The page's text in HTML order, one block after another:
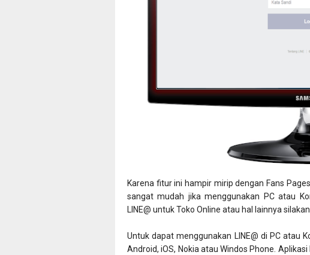
Karena fitur ini hampir mirip dengan Fans
sangat mudah jika menggunakan PC atau
LINE@ untuk Toko Online atau hal lainnya
Untuk dapat menggunakan LINE@ di PC atau
Android, iOS, Nokia atau Windos Phone.